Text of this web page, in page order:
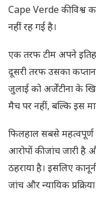
Cape Verde की विश्व
नहीं रह गई है।
एक तरफ टीम अपने
दूसरी तरफ उसका
जुलाई को अर्जेंटीना के
मैच पर नहीं, बल्कि इस
फिलहाल सबसे
आरोपों की जांच जारी है
ठहराया है। इसलिए
जांच और न्यायिक